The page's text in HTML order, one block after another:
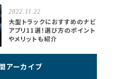
2022.11.22
大型トラックにおすすめのナビ
アプリ11選！選び方のポイント
やメリットも紹介
アーカイブ